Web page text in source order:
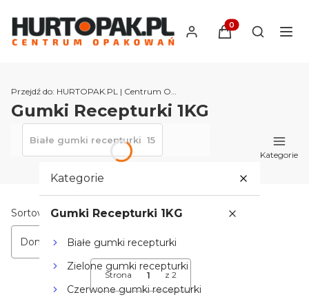
Produkty w
Otwórz
Przejdź do: HURTOPAK.PL | Centrum Opakowań
Gumki Recepturki 1KG
Białe gumki recepturki 15
Kategorie
Kategorie
Gumki Recepturki 1KG
Białe gumki recepturki
Zielone gumki recepturki
Czerwone gumki recepturki
Lista produktów
Sortowanie:
Domyślne
Strona z 2